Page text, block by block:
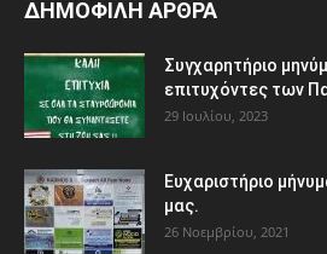
ΔΗΜΟΦΙΛΗ ΑΡΘΡΑ
Συγχαρητήριο
επιτυχόντες των
29 Ιουλίου, 2023
Ευχαριστήριο
μας.
26 Νοεμβρίου, 2021